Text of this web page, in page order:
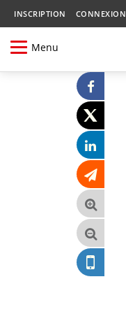
INSCRIPTION CONNEXION
Menu